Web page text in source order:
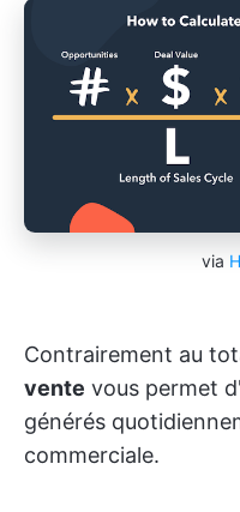
via
Contrairement au
vente vous permet
générés
commerciale.